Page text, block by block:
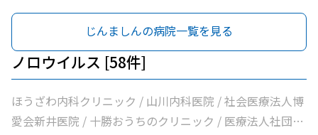
ク / 社会医療法人博愛会開西病院 / 公益財団法人北海道医
療団帯広西病院 / 福井小児科医院 / 独立行政法人国立病院
機構帯広病院 / 帯広記念病院 / 医療法人社団大正クリニッ
ク
団林内科クリニック / ＪＡ北海道厚生連帯広厚生病院 / 医
療法人新緑通りはやし内科 / あがた内科循環器クリニック
/ 内科・循環器ハートサウンズもりクリニック / サンタさ
んこどもクリニック / 須藤内科クリニック / 医療法人社団
イワタクリニック / 社会医療法人刀圭会協立病院 / 十勝勤
医協白樺医院 / 十勝ヘルスケアクリニック / おおた内科循
た整形外科クリニック / 社会医療法人刀圭会協立病院 / 社
会医療法人北斗北斗クリニック / 医療法人社団あんどう皮
膚科 / 医療法人社団緑葉会グリーン皮膚科クリニック
じんましんの病院一覧を見る
ノロウイルス [58件]
ほうざわ内科クリニック / 山川内科医院 / 社会医療法人博
愛会新井医院 / 十勝おうちのクリニック / 医療法人社団さ